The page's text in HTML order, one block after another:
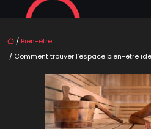
/ Bien-être
/ Comment trouver l’espace bien-être